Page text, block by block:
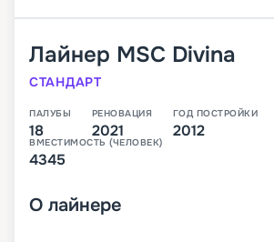
Лайнер MSC Divina
СТАНДАРТ
ПАЛУБЫ
18
РЕНОВАЦИЯ
2021
ГОД ПОСТРОЙКИ
2012
ВМЕСТИМОСТЬ (ЧЕЛОВЕК)
4345
О лайнере